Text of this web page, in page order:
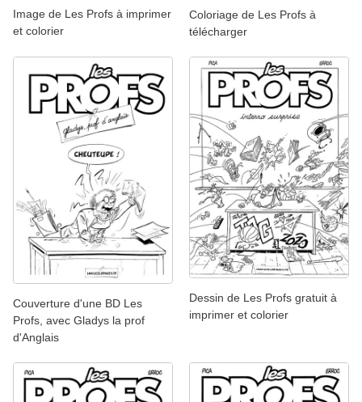
Image de Les Profs à imprimer
et colorier
Coloriage de Les Profs à
télécharger
Couverture d'une BD Les
Profs, avec Gladys la prof
d'Anglais
Dessin de Les Profs gratuit à
imprimer et colorier